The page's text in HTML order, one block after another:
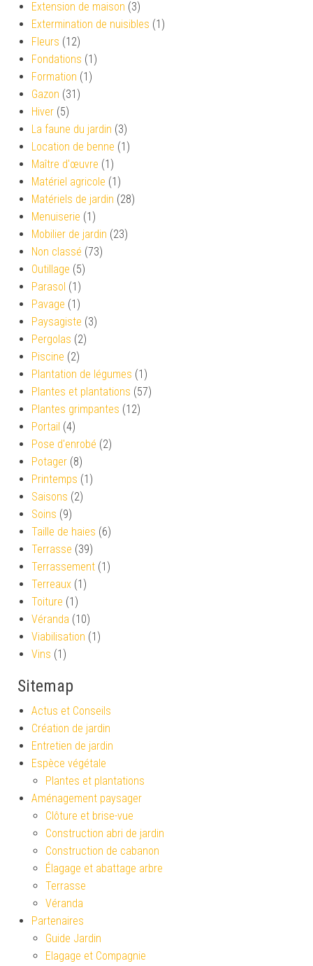
Extension de maison (3)
Extermination de nuisibles (1)
Fleurs (12)
Fondations (1)
Formation (1)
Gazon (31)
Hiver (5)
La faune du jardin (3)
Location de benne (1)
Maître d'œuvre (1)
Matériel agricole (1)
Matériels de jardin (28)
Menuiserie (1)
Mobilier de jardin (23)
Non classé (73)
Outillage (5)
Parasol (1)
Pavage (1)
Paysagiste (3)
Pergolas (2)
Piscine (2)
Plantation de légumes (1)
Plantes et plantations (57)
Plantes grimpantes (12)
Portail (4)
Pose d'enrobé (2)
Potager (8)
Printemps (1)
Saisons (2)
Soins (9)
Taille de haies (6)
Terrasse (39)
Terrassement (1)
Terreaux (1)
Toiture (1)
Véranda (10)
Viabilisation (1)
Vins (1)
Sitemap
Actus et Conseils
Création de jardin
Entretien de jardin
Espèce végétale
Plantes et plantations
Aménagement paysager
Clôture et brise-vue
Construction abri de jardin
Construction de cabanon
Élagage et abattage arbre
Terrasse
Véranda
Partenaires
Guide Jardin
Elagage et Compagnie